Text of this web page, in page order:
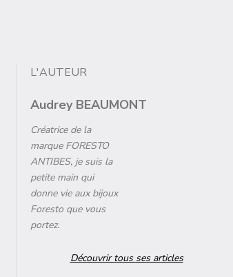
L'AUTEUR
Audrey BEAUMONT
Créatrice de la
marque FORESTO
ANTIBES, je suis la
petite main qui
donne vie aux bijoux
Foresto que vous
portez.
Découvrir tous ses articles